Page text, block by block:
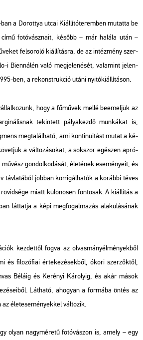
a Do­rottya utcai Ki­ál­lí­tó­te­rem­ben mu­tat­ta be
című fo­tó­vász­na­it, ké­sőbb – már ha­lá­la után –
fel­so­ro­ló ki­ál­lí­tás­ra, de az in­téz­mény szer­
i Bi­en­ná­lén való meg­je­le­né­sét, va­la­mint je­len­
ben, a re­konst­ruk­ció utáni nyi­tó­ki­ál­lí­tá­son.
hogy a fő­mű­vek mellé be­emel­jük az
te­kin­tett pá­lya­kez­dő mun­ká­kat is,
meg­ta­lál­ha­tó, ami kon­ti­nu­i­tást mutat a ké­
a vál­to­zá­so­kat, a sok­szor egé­szen ap­ró­
gon­dol­ko­dá­sát, éle­té­nek ese­mé­nye­it, és
táv­la­tá­ból job­ban kor­ri­gál­ha­tók a ko­ráb­bi téves
miatt kü­lö­nö­sen fon­to­sak. A ki­ál­lí­tás a
lát­tat­ja a képi meg­fo­gal­ma­zás ala­ku­lá­sá­nak
kez­det­től fogva az ol­vas­mány­él­mé­nyek­ből
és fi­lo­zó­fi­ai ér­te­ke­zé­sek­ből, ókori szer­zők­től,
Bé­lá­ig és Ke­ré­nyi Ká­ro­lyig, és akár mások
Lát­ha­tó, aho­gyan a for­má­ba öntés az
élet­ese­mé­nyek­kel vál­to­zik.
olyan nagy­mé­re­tű fo­tó­vá­szon is, amely – egy